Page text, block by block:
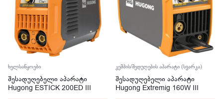
ხელსაწყოები
შესადუღებელი აპარატი
Hugong ESTICK 200ED III
კემპის/შედუღების აპარატი (სვარკა)
შესადუღებელი აპარატი
Hugong Extremig 160W III